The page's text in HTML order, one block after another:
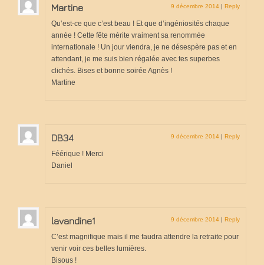
Martine 9 décembre 2014 | Reply
Qu’est-ce que c’est beau ! Et que d’ingéniosités chaque
année ! Cette fête mérite vraiment sa renommée
internationale ! Un jour viendra, je ne désespère pas et en
attendant, je me suis bien régalée avec tes superbes
clichés. Bises et bonne soirée Agnès !
Martine
DB34 9 décembre 2014 | Reply
Féérique ! Merci
Daniel
lavandine1 9 décembre 2014 | Reply
C’est magnifique mais il me faudra attendre la retraite pour
venir voir ces belles lumières.
Bisous !